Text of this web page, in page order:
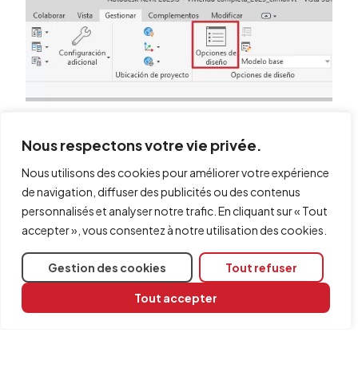
Nous respectons votre vie privée.
Nous utilisons des cookies pour améliorer votre expérience
de navigation, diffuser des publicités ou des contenus
personnalisés et analyser notre trafic. En cliquant sur « Tout
accepter », vous consentez à notre utilisation des cookies.
Gestion des cookies Tout refuser
Tout accepter